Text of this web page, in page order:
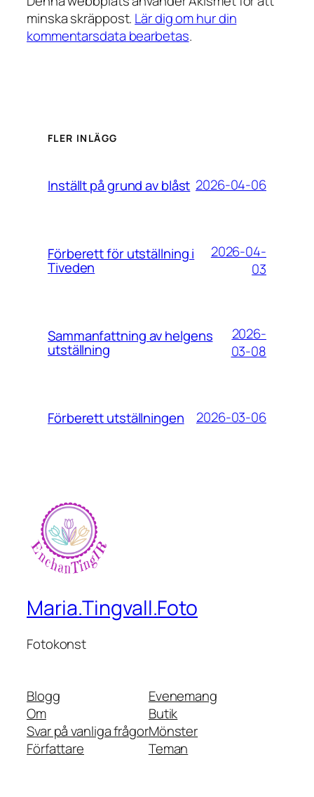
minska skräppost. Lär dig om hur din
kommentarsdata bearbetas.
FLER INLÄGG
Inställt på grund av blåst 2026-04-06
Förberett för utställning i
Tiveden
2026-04-
03
Sammanfattning av helgens
utställning
2026-
03-08
Förberett utställningen 2026-03-06
Maria.Tingvall.Foto
Fotokonst
Blogg
Om
Svar på vanliga frågor
Författare
Evenemang
Butik
Mönster
Teman